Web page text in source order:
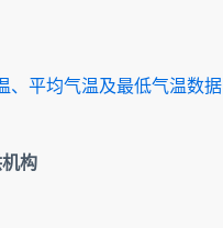
、平均气温及最低气温数据
构